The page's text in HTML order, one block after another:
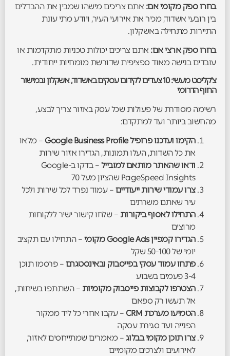
בחרו ספק מקומי אם: אתם צריכים מישהו שמבין את ההבדלים
בין רובעי אשדוד, מכיר את אירועי העיר, ויודע מתי עונת
התיירות מתחילה באשקלון.
בחרו ספק ארצי אם: אתם צריכים יכולות טכניות מתקדמות או
עובדים בנישה מאוד ספציפית שדורשת מומחיות ייחודית.
צ'קליסט מעשי: 10 צעדים לקידום עסקים באשדוד, אשקלון ובמישור
החוף הדרומי
רשימה מסודרת של פעולות שכל עסק באזור צריך לבצע,
מהחשוב ביותר ועד למתקדם:
הקימו ועדכנו פרופיל Google Business Profile
– מלאו
את כל השדות, העלו תמונות, הגדירו אזור שירות
ודאו שהאתר מותאם למובייל
– בדקו ב-Google
PageSpeed Insights שהציון מעל 70
צרו עמודי שירות ייעודיים – עמוד נפרד לכל שירות ולכל
עיר שאתם משרתים
התחילו לאסוף ביקורות – שלחו קישור ישיר ללקוחות
מרוצים
הגדירו קמפיין Google Ads מקומי
– התחילו עם תקציב
יומי של 50-100 שקל
פתחו עמוד עסקי בפייסבוק ובאינסטגרם – פרסמו תוכן
3-4 פעמים בשבוע
הצטרפו לקבוצות פייסבוק מקומיות – השתתפו בשיחות,
אל תעשו רק ספאם
הטמיעו מערכת CRM
– עקבו אחרי כל ליד ממקור
הפנייה ועד סגירת עסקה
צרו תוכן מקומי בבלוג – מאמרים שמתייחסים לאזור,
לאירועים ולצרכים מקומיים